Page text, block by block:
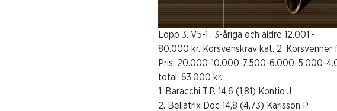
Lopp 3. V5-1 . 3-åriga och äldre 12.001 -
80.000 kr. Körsvenskrav kat. 2.
Pris: 20.000-10.000-7.500-6.000-5.000-
total: 63.000 kr.
1. Baracchi T.P. 14,6 (1,81) Kontio J
2. Bellatrix Doc 14,8 (4,73) Karlsson P